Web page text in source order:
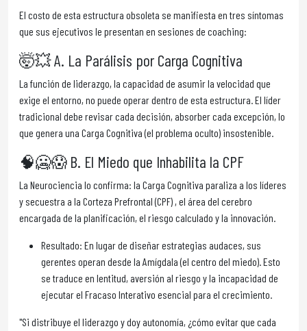
El costo de esta estructura obsoleta se manifiesta en tres síntomas
que sus ejecutivos le presentan en sesiones de coaching:
🤯💥 A. La Parálisis por Carga Cognitiva
La función de liderazgo, la capacidad de asumir la velocidad que
exige el entorno, no puede operar dentro de esta estructura. El líder
tradicional debe revisar cada decisión, absorber cada excepción, lo
que genera una Carga Cognitiva (el problema oculto) insostenible.
🧠🥶😱 B. El Miedo que Inhabilita la CPF
La Neurociencia lo confirma: la Carga Cognitiva paraliza a los líderes
y secuestra a la Corteza Prefrontal (CPF) , el área del cerebro
encargada de la planificación, el riesgo calculado y la innovación.
Resultado: En lugar de diseñar estrategias audaces, sus
gerentes operan desde la Amígdala (el centro del miedo). Esto
se traduce en lentitud, aversión al riesgo y la incapacidad de
ejecutar el Fracaso Interativo esencial para el crecimiento.
"Si distribuye el liderazgo y doy autonomía, ¿cómo evitar que cada